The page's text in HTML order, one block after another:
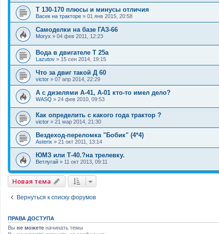
Т 130-170 плюсы и минусы отличия
Васек на тракторе » 01 янв 2015, 20:58
Самоделки на базе ГАЗ-66
Moryx » 04 фев 2011, 12:23
Вода в двигателе Т 25а
Lazutov » 15 сен 2014, 19:15
Что за двиг такой Д 60
victor » 07 апр 2014, 22:29
А с дизелями А-41, А-01 кто-то имел дело?
WASQ » 24 фев 2010, 09:53
Как определить с какого года трактор ?
victor » 21 мар 2014, 21:30
Вездеход-переломка "Бобик" (4*4)
Asterix » 21 окт 2011, 13:14
ЮМЗ или Т-40.?на трелевку.
Ветлугай » 11 окт 2013, 09:11
Новая тема
Вернуться к списку форумов
ПРАВА ДОСТУПА
Вы не можете начинать темы